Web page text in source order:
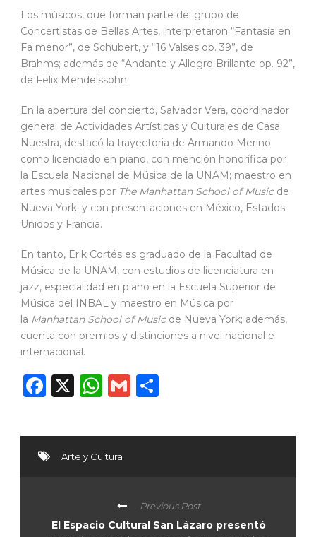
Los músicos, que forman parte del grupo de
Concertistas de Bellas Artes, interpretaron “Fantasía en
Fa menor”, de Schubert, y “16 Valses op. 39”, de
Brahms; además de “Andante y Allegro Brillante op. 92”,
de Felix Mendelssohn.
En la apertura del concierto, Salvador Vera, coordinador
general de Actividades Artísticas y Culturales de Casa
Nuestra, destacó la trayectoria de Armando Merino
como licenciado en piano, con mención honorífica por
la Escuela Nacional de Música de la UNAM; maestro en
artes musicales por The Manhattan School of Musicde
Nueva York; y con presentaciones en México, Estados
Unidos y Francia.
En tanto, Erik Cortés es graduado de la Facultad de
Música de la UNAM, con estudios de licenciatura en
jazz, especialidad en piano en la Escuela Superior de
Música del INBAL y maestro en Música por
la Manhattan School of Musicde Nueva York; además,
cuenta con premios y distinciones a nivel nacional e
internacional.
Facebook
X WhatsApp
Gmail
Arte y Cultura
Previous Post
El Espacio Cultural San Lázaro presentó